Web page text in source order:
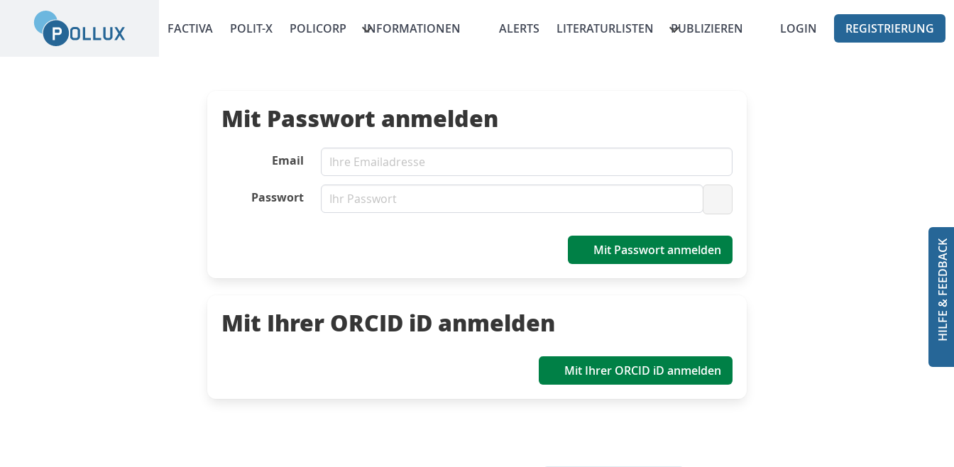
FACTIVA POLIT-X POLICORP INFORMATIONEN ALERTS LITERATURLISTEN PUBLIZIEREN LOGIN REGISTRIERUNG
HILFE & FEEDBACK
Mit Passwort anmelden
Email
Passwort
Passwort anzeigen
Mit Passwort anmelden
Mit Ihrer ORCID iD anmelden
Mit Ihrer ORCID iD anmelden